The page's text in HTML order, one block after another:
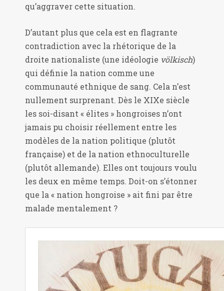
qu’aggraver cette situation.
D’autant plus que cela est en flagrante
contradiction avec la rhétorique de la
droite nationaliste (une idéologie völkisch)
qui définie la nation comme une
communauté ethnique de sang. Cela n’est
nullement surprenant. Dès le XIXe siècle
les soi-disant « élites » hongroises n’ont
jamais pu choisir réellement entre les
modèles de la nation politique (plutôt
française) et de la nation ethnoculturelle
(plutôt allemande). Elles ont toujours voulu
les deux en même temps. Doit-on s’étonner
que la « nation hongroise » ait fini par être
malade mentalement ?